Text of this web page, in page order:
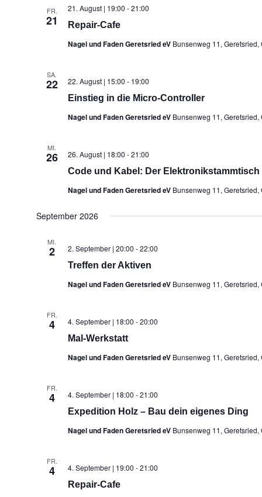
FR.
21
21. August | 19:00 -21:00
Repair-Cafe
Nagel und Faden Geretsried eV Bunsenweg 11, Geretsried,
SA.
22 22. August | 15:00 - 19:00
Einstieg in die Micro-Controller
Nagel und Faden Geretsried eV Bunsenweg 11, Geretsried,
MI.
26 26. August | 18:00 -21:00
Code und Kabel: Der Elektronikstammtisch
Nagel und Faden Geretsried eV Bunsenweg 11, Geretsried,
September 2026
MI.
2 2. September | 20:00 -22:00
Treffen der Aktiven
Nagel und Faden Geretsried eV Bunsenweg 11, Geretsried,
FR.
4 4. September | 18:00 -20:00
Mal-Werkstatt
Nagel und Faden Geretsried eV Bunsenweg 11, Geretsried,
FR.
4 4. September | 18:00 -21:00
Expedition Holz – Bau dein eigenes Ding
Nagel und Faden Geretsried eV Bunsenweg 11, Geretsried,
FR.
4 4. September | 19:00 -21:00
Repair-Cafe